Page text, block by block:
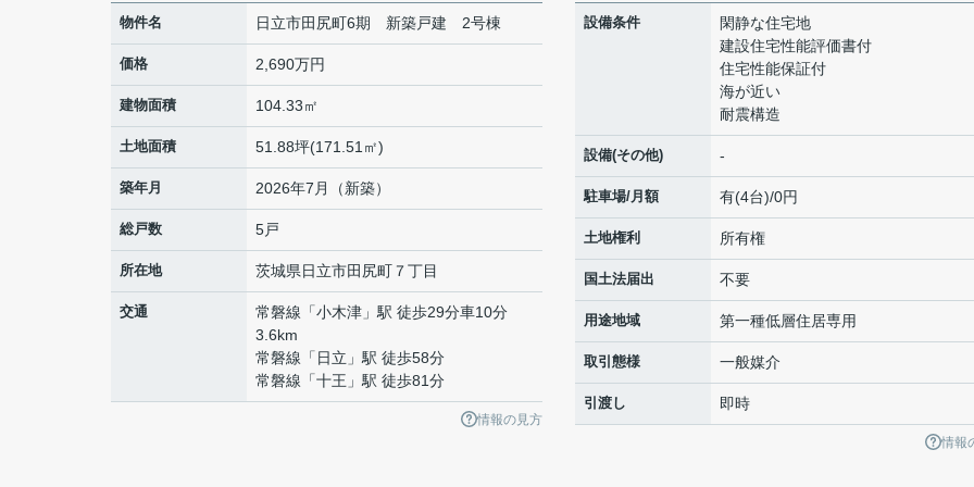
物件名 日立市田尻町6期 新築戸建 2号棟
価格 2,690万円
建物面積 104.33㎡
土地面積 51.88坪(171.51㎡)
築年月 2026年7月（新築）
総戸数 5戸
所在地 茨城県日立市田尻町 ７丁目
交通 常磐線 「小木津 」駅 徒歩29分車10分
3.6km
常磐線 「 日立 」駅 徒歩58分
常磐線 「十王 」駅 徒歩81分
情報の見方
設備条件
閑静な住宅地
建設住宅性能評価書付
住宅性能保証付
海が近い
耐震構造
設備(その他) -
駐車場/月額 有(4台)/0円
土地権利 所有権
国土法届出 不要
用途地域 第一種低層住居専用
取引態様 一般媒介
引渡し 即時
情報